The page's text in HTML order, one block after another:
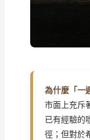
為什麼「一
市面上充斥
已有經驗的
徑；但對於